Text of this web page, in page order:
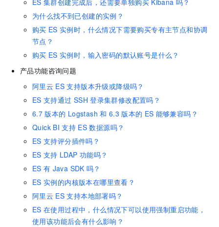
ES 集群创建完成后，还需要单独购买 Kibana 吗？
为什么找不到已创建的实例？
购买 ES 实例时，什么情况下需要购买专有主节点和协调
节点？
购买 ES 实例时，输入密码的默认账号是什么？
产品功能咨询问题
阿里云 ES 支持版本升级或降级吗？
ES 支持通过 SSH 登录集群修改配置吗？
6.7 版本的 Logstash 和 6.3 版本的 ES 能够兼容吗？
Quick BI 支持 ES 数据源吗？
ES 支持评分插件吗？
ES 支持 LDAP 功能吗？
ES 有 Java SDK 吗？
ES 实例的内核版本在哪里查看？
阿里云 ES 支持本地部署吗？
ES 在使用过程中，什么情况下可以使用强制重启功能，
使用该功能后会有什么影响？